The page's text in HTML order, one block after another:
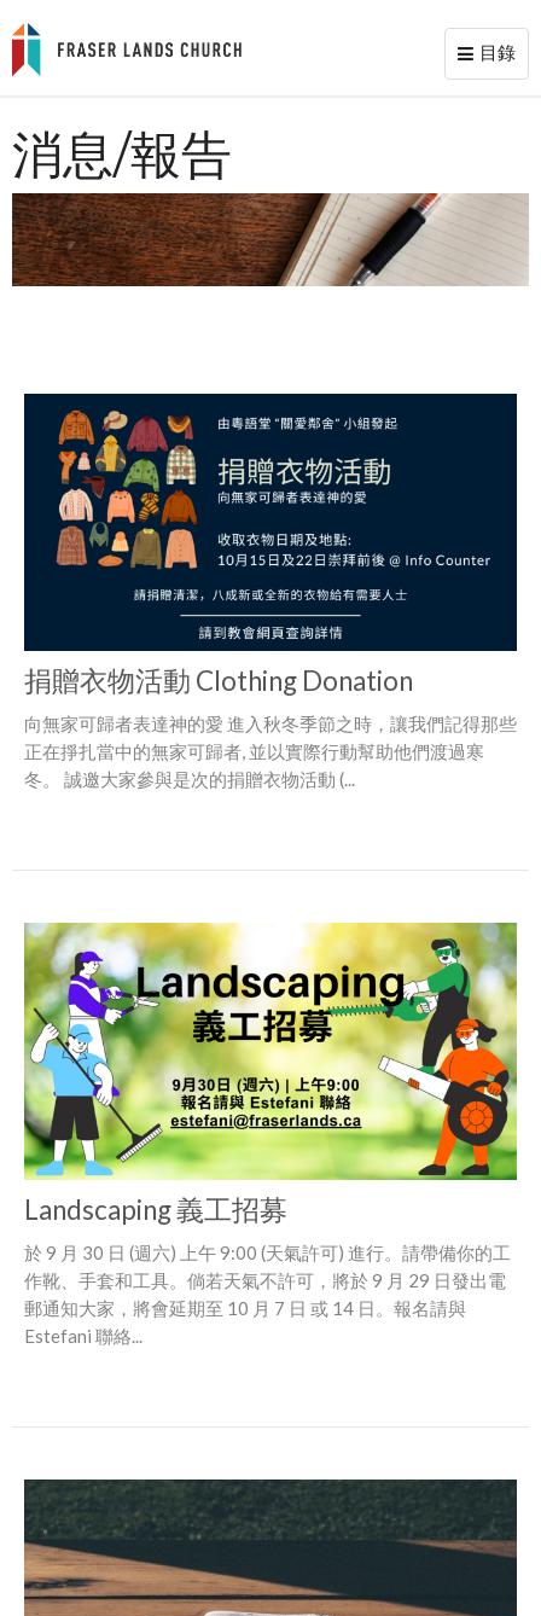
Toggle
目錄
消息/報告
捐贈衣物活動 Clothing Donation
向無家可歸者表達神的愛 進入秋冬季節之時，讓我們記得那些
正在掙扎當中的無家可歸者, 並以實際行動幫助他們渡過寒
冬。 誠邀大家參與是次的捐贈衣物活動 (...
Landscaping 義工招募
於 9 月 30 日 (週六) 上午 9:00 (天氣許可) 進行。請帶備你的工
作靴、手套和工具。倘若天氣不許可，將於 9 月 29 日發出電
郵通知大家，將會延期至 10 月 7 日 或 14 日。報名請與
Estefani 聯絡...